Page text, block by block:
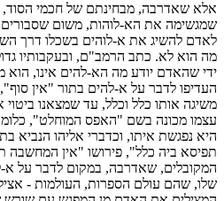
אלא שאדרבה, מבחינתם של חכמי הסוד,
שמגשימה את הא-לוהות, משום שסבורים
לאדם להשיג את א-לוהים בשכלו דרך
מה הוא לא. כתב הרמב"ם, ובעקבותיו
ידי שהאדם יודע מה הא-להים אינו,
העדיפו לדבר על א-להים בתור "אין
משיגה אותו כלל וכלל, עד שמצאנו
עצמו מכונה בשם "האפס המוחלט",
היא נפגשת איתו, וכדברי אליהו הנביא
תפיסא ביה כלל", פירושו "אין המחשבה
המקובלים, שאדרבה, במקום לדבר על א-
שלו, שהם עולם הספרות, העולמות -